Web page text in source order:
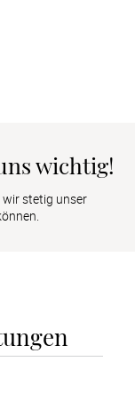
wichtig!
wir stetig unser